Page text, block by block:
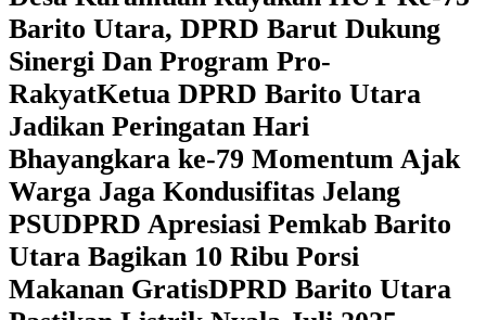
Barito Utara, DPRD Barut Dukung
Sinergi Dan Program Pro-
RakyatKetua DPRD Barito Utara
Jadikan Peringatan Hari
Bhayangkara ke-79 Momentum Ajak
Warga Jaga Kondusifitas Jelang
PSUDPRD Apresiasi Pemkab Barito
Utara Bagikan 10 Ribu Porsi
Makanan GratisDPRD Barito Utara